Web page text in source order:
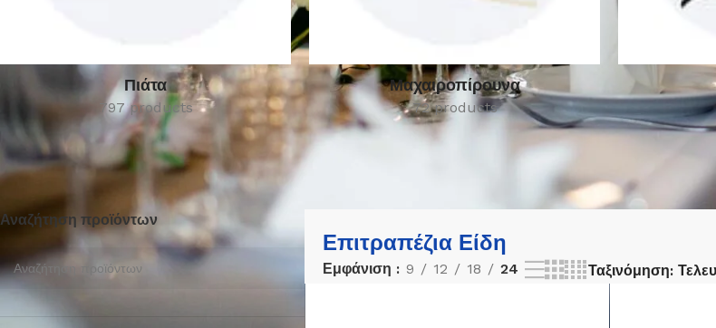
Πιάτα
797 products
Μαχαιροπίρουνα
72 products
Αναζήτηση προϊόντων
Επιτραπέζια Είδη
Εμφάνιση 9 12 18 24